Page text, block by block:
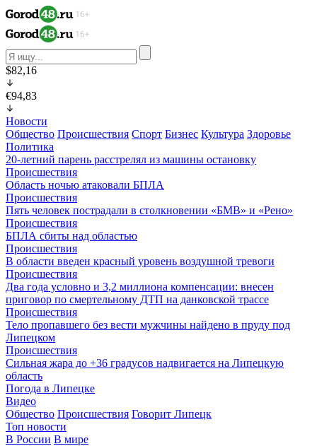
$82,16
€94,83
Новости
Общество Происшествия Спорт Бизнес Культура Здоровье
Политика
20-летний парень расстрелял из машины остановку
Происшествия
Область ночью атаковали БПЛА
Происшествия
Пять человек пострадали в столкновении «БМВ» и «Рено»
Происшествия
БПЛА сбиты над областью
Происшествия
В области введен красный уровень воздушной тревоги
Происшествия
Два года условно и 3,2 миллиона компенсации: внесен
приговор по смертельному ДТП на данковской трассе
Происшествия
Тело пропавшего без вести мужчины найдено в пруду под
Липецком
Происшествия
Сильная жара до +36 градусов надвигается на Липецкую
область
Погода в Липецке
Видео
Общество Происшествия Говорит Липецк
Топ новости
В России В мире